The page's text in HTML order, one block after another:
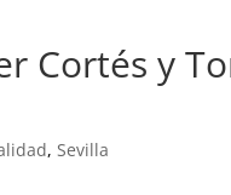
Cortés y
, Sevilla